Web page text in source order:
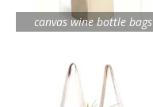
canvas wine bottle bags